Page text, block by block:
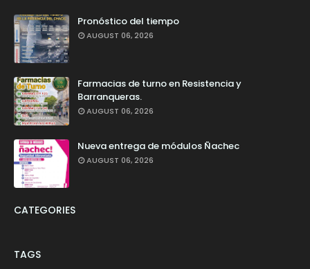
Pronóstico del tiempo
AUGUST 06, 2026
Farmacias de turno en Resistencia y
Barranqueras.
AUGUST 06, 2026
Nueva entrega de módulos Ñachec
AUGUST 06, 2026
CATEGORIES
TAGS